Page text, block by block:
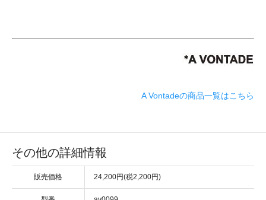
A Vontadeの商品一覧はこちら
その他の詳細情報
販売価格 24,200円(税2,200円)